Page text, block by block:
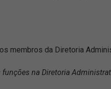
membros da Diretoria
na Diretoria